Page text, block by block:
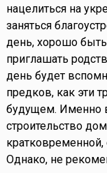
нацелиться на
заняться
день, хорошо
приглашать
день будет
предков, как эти
будущем. Именно
строительство
кратковременной,
Однако, не